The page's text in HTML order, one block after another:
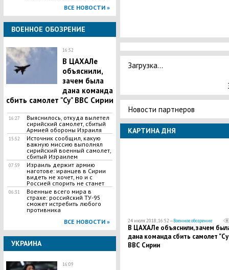
ВСЕ НОВОСТИ »
ВОЕННОЕ ОБОЗРЕНИЕ
16:52
В ЦАХАЛе
объяснили,
зачем была
дана команда
сбить самолет "Су" ВВС Сирии
16:27
Выяснилось, откуда вылетел
сирийский самолет, сбитый
Армией обороны Израиля
15:52
Источник сообщил, какую
важную миссию выполнял
сирийский военный самолет,
сбитый Израилем
07:59
​Израиль держит армию
наготове: иранцев в Сирии
видеть не хочет, но и с
Россией спорить не станет
06:31
Военные всего мира в
страхе: российский ТУ-95
сможет истребить любого
противника
ВСЕ НОВОСТИ »
УКРАИНА
16:09
Загрузка...
Новости партнеров
КАРТИНА ДНЯ
24 июля 2018, 16:52 —Военное обозрение
В ЦАХАЛе объяснили, зачем
дана команда сбить самолет
ВВС Сирии